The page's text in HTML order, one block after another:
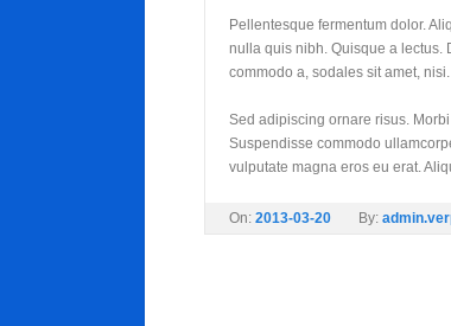
Pellentesque fermentum dolor.
nulla quis nibh. Quisque a lectus.
commodo a, sodales sit amet, nisi.
Sed adipiscing ornare risus.
Suspendisse commodo
vulputate magna eros eu erat.
On: 2013-03-20 By: